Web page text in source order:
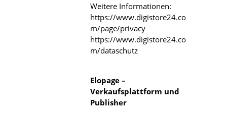
Weitere Informationen:
https://www.digistore24.co
m/page/privacy
https://www.digistore24.co
m/dataschutz
Elopage –
Verkaufsplattform und
Publisher